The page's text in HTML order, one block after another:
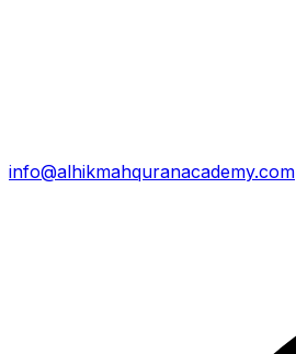
info@alhikmahquranacademy.com